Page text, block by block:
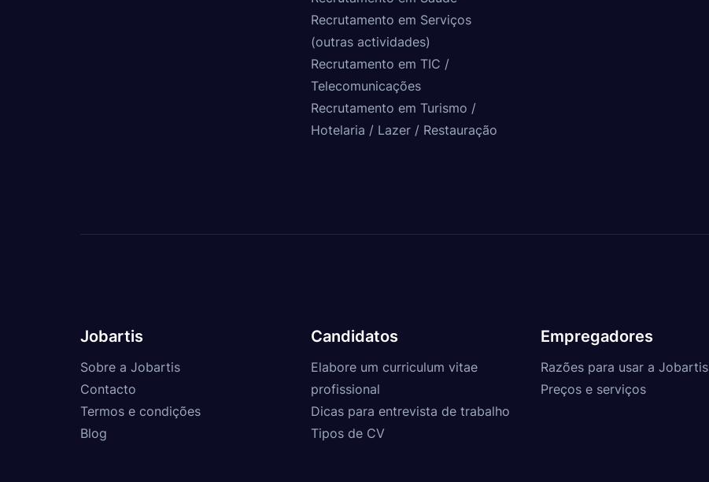
Recrutamento em Serviços
(outras actividades)
Recrutamento em TIC /
Telecomunicações
Recrutamento em Turismo /
Hotelaria / Lazer / Restauração
Jobartis
Sobre a Jobartis
Contacto
Termos e condições
Blog
Candidatos
Elabore um curriculum vitae
profissional
Dicas para entrevista de trabalho
Tipos de CV
Empregadores
Razões para usar a Jobartis
Preços e serviços